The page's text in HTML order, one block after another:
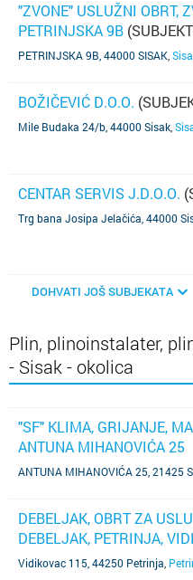
"ZVONE" USLUŽNI OBRT,
PETRINJSKA 9B
PETRINJSKA 9B, 44000 SISAK
BOŽIČEVIĆ D.O.O.
Mile Budaka 24/b, 44000 Sisak
CENTAR SERVIS J.D.O.O.
Trg bana Josipa Jelačića, 44000
DOHVATI JOŠ SUBJEKATA
Plin, plinoinstalater,
- Sisak - okolica
"SF" KLIMA, GRIJANJE,
ANTUNA MIHANOVIĆA 25
ANTUNA MIHANOVIĆA 25, 21425
DEBELJAK, OBRT ZA
DEBELJAK, PETRINJA,
Vidikovac 115, 44250 Petrinja